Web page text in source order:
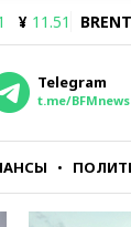
¥ 11.51 BRENT
Telegram
t.me/BFMnews